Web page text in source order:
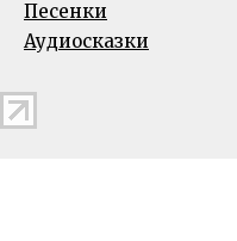
Песенки
Аудиосказки